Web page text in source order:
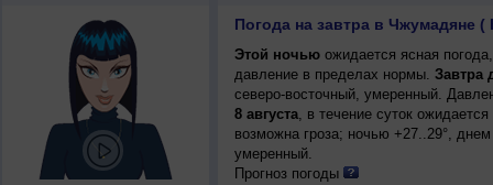
Погода на завтра в Чжумадяне (
Этой ночьюожидается ясная
давление в пределах нормы. Завтра
северо-восточный, умеренный.
8 августа, в течение суток
возможна гроза; ночью +27..29°,
умеренный.
Прогноз погоды